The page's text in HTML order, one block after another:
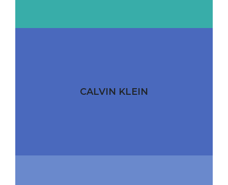
CALVIN KLEIN